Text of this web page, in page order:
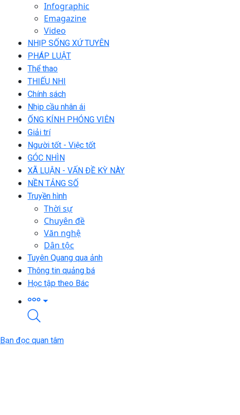
Infographic
Emagazine
Video
NHỊP SỐNG XỨ TUYÊN
PHÁP LUẬT
Thể thao
THIẾU NHI
Chính sách
Nhịp cầu nhân ái
ỐNG KÍNH PHÓNG VIÊN
Giải trí
Người tốt - Việc tốt
GÓC NHÌN
XÃ LUẬN - VẤN ĐỀ KỲ NÀY
NỀN TẢNG SỐ
Truyền hình
Thời sự
Chuyên đề
Văn nghệ
Dân tộc
Tuyên Quang qua ảnh
Thông tin quảng bá
Học tập theo Bác
Bạn đọc quan tâm